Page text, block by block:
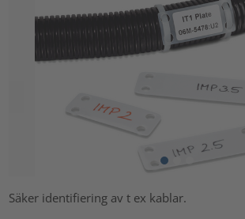
Säker identifiering av t ex kablar.